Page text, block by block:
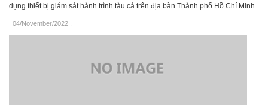
dụng thiết bị giám sát hành trình tàu cá trên địa bàn Thành phố Hồ Chí Minh
04/November/2022